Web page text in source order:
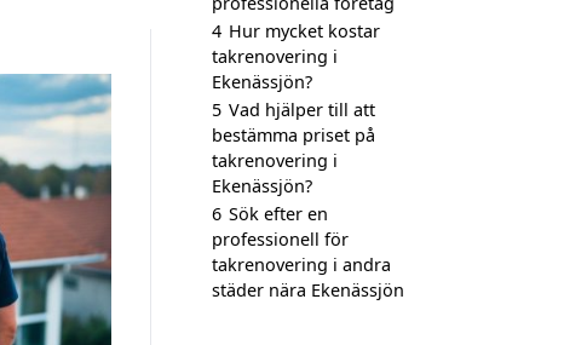
4 Hur mycket kostar
takrenovering i
Ekenässjön?
5 Vad hjälper till att
bestämma priset på
takrenovering i
Ekenässjön?
6 Sök efter en
professionell för
takrenovering i andra
städer nära Ekenässjön